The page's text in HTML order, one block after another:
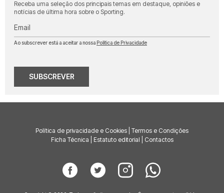
Receba uma seleção dos principais temas em destaque, opiniões e
notícias de última hora sobre o Sporting.
Email
Ao subscrever está a aceitar a nossa Política de Privacidade
SUBSCREVER
Política de privacidade e Cookies Termos e Condições
Ficha Técnica
Estatuto editorial Contactos